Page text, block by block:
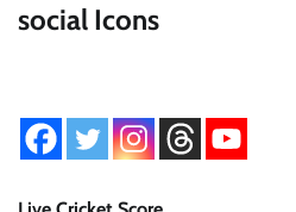
social Icons